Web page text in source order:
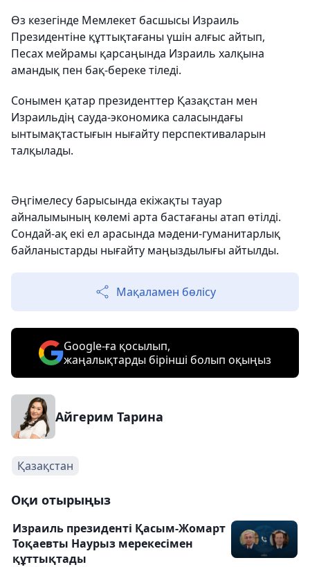
Өз кезегінде Мемлекет басшысы Израиль
Президентіне құттықтағаны үшін алғыс айтып,
Песах мейрамы қарсаңында Израиль халқына
амандық пен бақ-береке тіледі.
Сонымен қатар президенттер Қазақстан мен
Израильдің сауда-экономика саласындағы
ынтымақтастығын нығайту перспективаларын
талқылады.
Әңгімелесу барысында екіжақты тауар
айналымының көлемі арта бастағаны атап өтілді.
Сондай-ақ екі ел арасында мәдени-гуманитарлық
байланыстарды нығайту маңыздылығы айтылды.
Мақаламен бөлісу
Google-ға қосылып,
жаңалықтарды бірінші болып оқыңыз
Айгерим Тарина
Қазақстан
Оқи отырыңыз
Израиль президенті Қасым-Жомарт
Тоқаевты Наурыз мерекесімен
құттықтады